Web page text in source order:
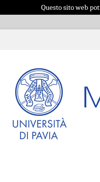
Questo sito web